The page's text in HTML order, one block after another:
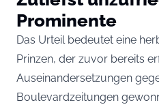
Prominente
Das Urteil bedeutet eine
Prinzen, der zuvor bereits
Auseinandersetzungen
Boulevardzeitungen